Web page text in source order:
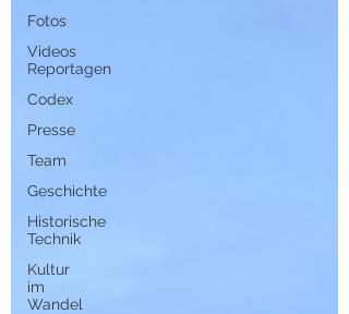
Fotos
Videos
Reportagen
Codex
Presse
Team
Geschichte
Historische
Technik
Kultur
im
Wandel